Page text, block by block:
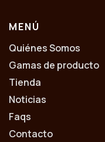
MENÚ
Quiénes Somos
Gamas de producto
Tienda
Noticias
Faqs
Contacto